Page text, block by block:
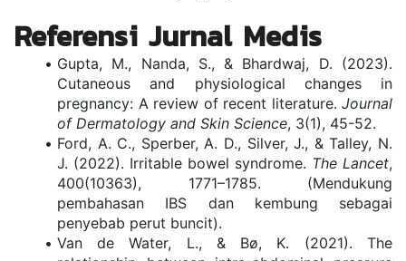
Referensi Jurnal Medis
Gupta, M., Nanda, S., & Bhardwaj, D. (2023).
Cutaneous and physiological changes in
pregnancy: A review of recent literature. Journal
of Dermatology and Skin Science, 3(1), 45-52.
Ford, A. C., Sperber, A. D., Silver, J., & Talley, N.
J. (2022). Irritable bowel syndrome. The Lancet,
400(10363), 1771–1785. (Mendukung
pembahasan IBS dan kembung sebagai
penyebab perut buncit).
Van de Water, L., & Bø, K. (2021). The